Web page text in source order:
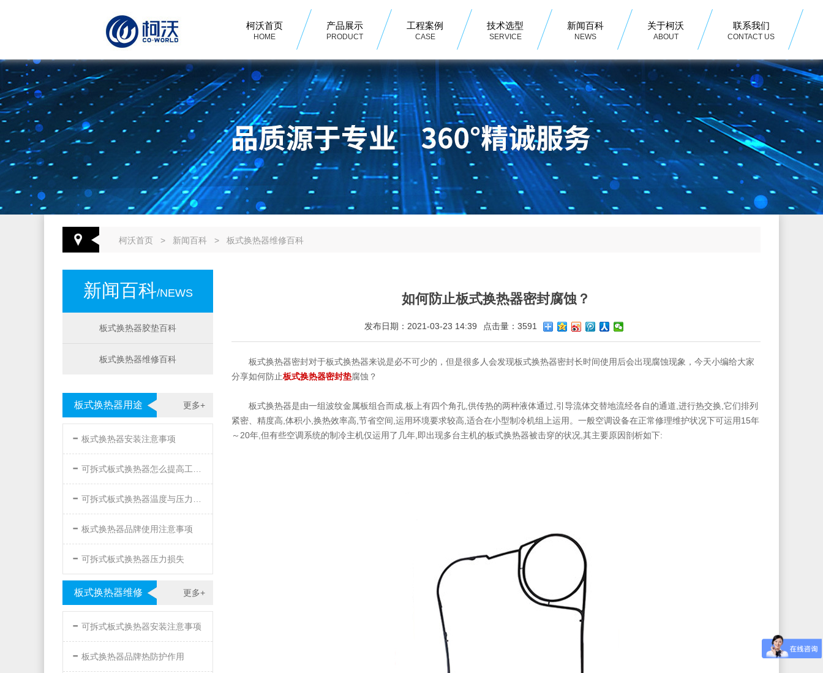
柯沃首页
HOME
产品展示
PRODUCT
工程案例
CASE
技术选型
SERVICE
新闻百科
NEWS
关于柯沃
ABOUT
联系我们
CONTACT US
柯沃首页 > 新闻百科 > 板式换热器维修百科
新闻百科/NEWS
板式换热器胶垫百科
板式换热器维修百科
更多+
板式换热器用途
- 板式换热器安装注意事项
- 可拆式板式换热器怎么提高工作效率
- 可拆式板式换热器温度与压力的要求
- 板式换热器品牌使用注意事项
- 可拆式板式换热器压力损失
更多+
板式换热器维修
- 可拆式板式换热器安装注意事项
- 板式换热器品牌热防护作用
如何防止板式换热器密封腐蚀？
发布日期：2021-03-23 14:39 点击量：3591
板式换热器密封对于板式换热器来说是必不可少的，但是很多人会发现板式换热器密封长时间使用后会出现腐蚀现象，今天小编给大家
分享如何防止板式换热器密封垫腐蚀？
板式换热器是由一组波纹金属板组合而成,板上有四个角孔,供传热的两种液体通过,引导流体交替地流经各自的通道,进行热交换,它们排列
紧密、精度高,体积小,换热效率高,节省空间,运用环境要求较高,适合在小型制冷机组上运用。一般空调设备在正常修理维护状况下可运用15年
～20年,但有些空调系统的制冷主机仅运用了几年,即出现多台主机的板式换热器被击穿的状况,其主要原因剖析如下: